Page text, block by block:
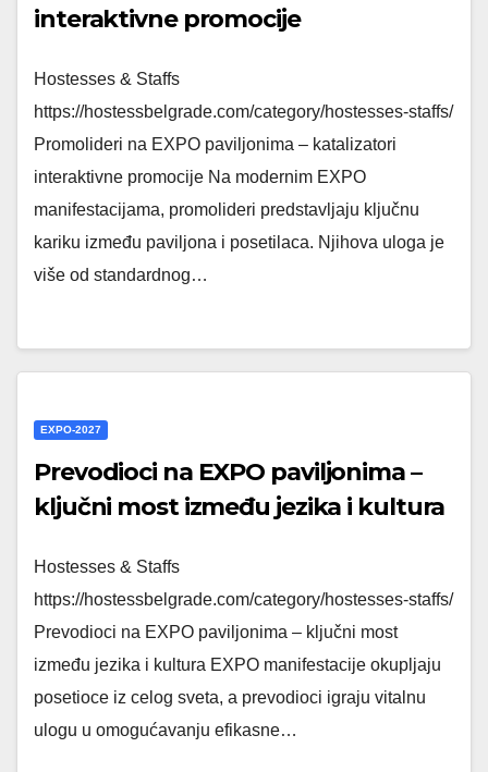
interaktivne promocije
Hostesses & Staffs
https://hostessbelgrade.com/category/hostesses-staffs/
Promolideri na EXPO paviljonima – katalizatori
interaktivne promocije Na modernim EXPO
manifestacijama, promolideri predstavljaju ključnu
kariku između paviljona i posetilaca. Njihova uloga je
više od standardnog…
EXPO-2027
Prevodioci na EXPO paviljonima –
ključni most između jezika i kultura
Hostesses & Staffs
https://hostessbelgrade.com/category/hostesses-staffs/
Prevodioci na EXPO paviljonima – ključni most
između jezika i kultura EXPO manifestacije okupljaju
posetioce iz celog sveta, a prevodioci igraju vitalnu
ulogu u omogućavanju efikasne…